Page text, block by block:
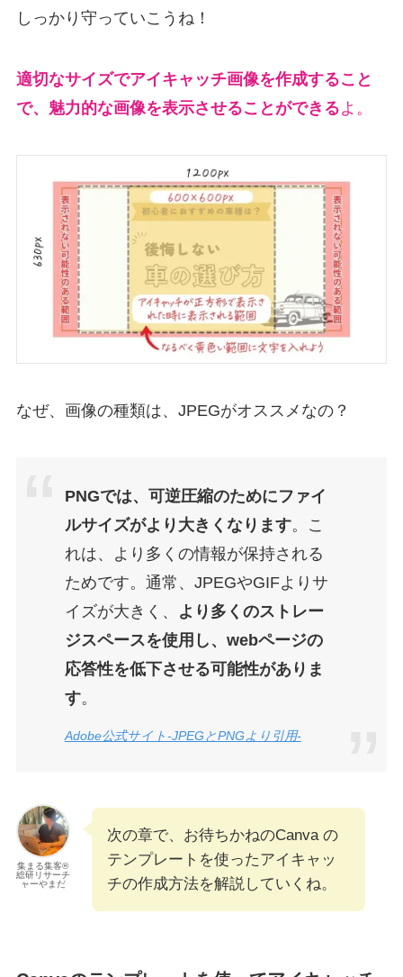
しっかり守っていこうね！
適切なサイズでアイキャッチ画像を作成すること
で、魅力的な画像を表示させることができるよ。
なぜ、画像の種類は、JPEGがオススメなの？
PNGでは、可逆圧縮のためにファイ
ルサイズがより大きくなります。こ
れは、より多くの情報が保持される
ためです。通常、JPEGやGIFよりサ
イズが大きく、
より多くのストレー
ジスペースを使用し、webページの
応答性を低下させる可能性がありま
す。
Adobe公式サイト-JPEGとPNGより引用-
集まる集客®
総研リサーチ
ャーやまだ
次の章で、お待ちかねのCanva の
テンプレートを使ったアイキャッ
チの作成方法を解説していくね。